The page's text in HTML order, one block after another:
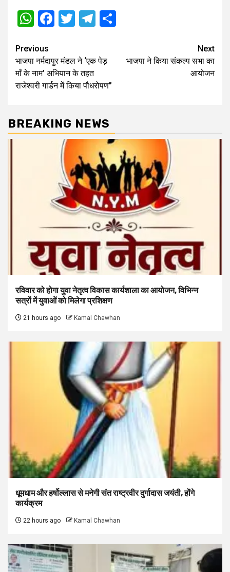
WhatsApp
Facebook
TwitterTelegram
Post
navigation
Previous
भाजपा नर्मदापुर मंडल ने ‘एक पेड़
माँ के नाम’ अभियान के तहत
राजेश्वरी गार्डन में किया पौधरोपण”
Next
भाजपा ने किया संकल्प सभा का
आयोजन
BREAKING NEWS
रविवार को होगा युवा नेतृत्व विकास कार्यशाला का आयोजन, विभिन्न
सत्रों में युवाओं को मिलेगा प्रशिक्षण
21 hours ago Kamal Chawhan
धूमधाम और हर्षोल्लास से मनेगी संत राष्ट्रवीर दुर्गादास जयंती, होंगे
कार्यक्रम
22 hours ago Kamal Chawhan